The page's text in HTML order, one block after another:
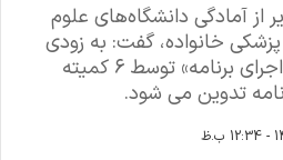
آمادگی دانشگاه‌های علوم
پزشکی خانواده، گفت: به زودی
سند مکتوب «میثاق‌نامه اجرای برنامه» توسط ۶ کمیته
تدوین می شود.